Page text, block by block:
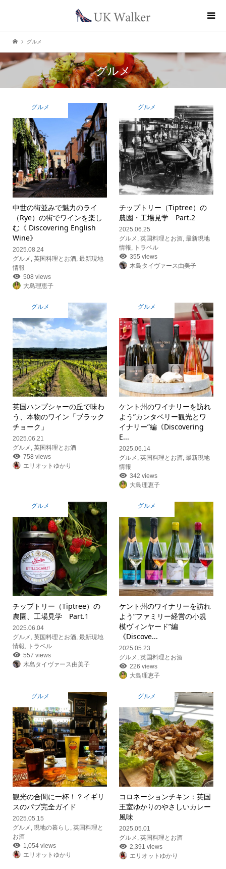
グルメ
グルメ
グルメ
中世の街並みで魅力のライ
（Rye）の街でワインを楽し
む《 Discovering English
Wine》
2025.08.24
グルメ 英国料理とお酒, 最新現地
情報
508 views
大島理恵子
グルメ
チップトリー（Tiptree）の
農園・工場見学 Part.2
2025.06.25
グルメ ,英国料理とお酒 ,最新現地
情報
トラベル
355 views
木島タイヴァース由美子
グルメ
英国ハンプシャーの丘で味わ
う、本物のワイン「ブラック
チョーク」
2025.06.21
グルメ , 英国料理とお酒
758 views
エリオットゆかり
グルメ
ケント州のワイナリーを訪れ
よう”カンタベリー観光とワ
イナリー”編《Discovering
E...
2025.06.14
グルメ ,英国料理とお酒,最新現地
情報
342 views
大島理恵子
グルメ
チップトリー（Tiptree）の
農園、工場見学 Part.1
2025.06.04
グルメ , 英国料理とお酒, 最新現地
情報, トラベル
557 views
木島タイヴァース由美子
グルメ
ケント州のワイナリーを訪れ
よう”ファミリー経営の小規
模ヴィンヤード”編
《Discove...
2025.05.23
グルメ ,英国料理とお酒
226 views
大島理恵子
グルメ
観光の合間に一杯！？イギリ
スのパブ完全ガイド
2025.05.15
グルメ 現地の暮らし 英国料理と
お酒
1,054 views
エリオットゆかり
グルメ
コロネーションチキン：英国
王室ゆかりのやさしいカレー
風味
2025.05.01
グルメ ,英国料理とお酒
2,391 views
エリオットゆかり